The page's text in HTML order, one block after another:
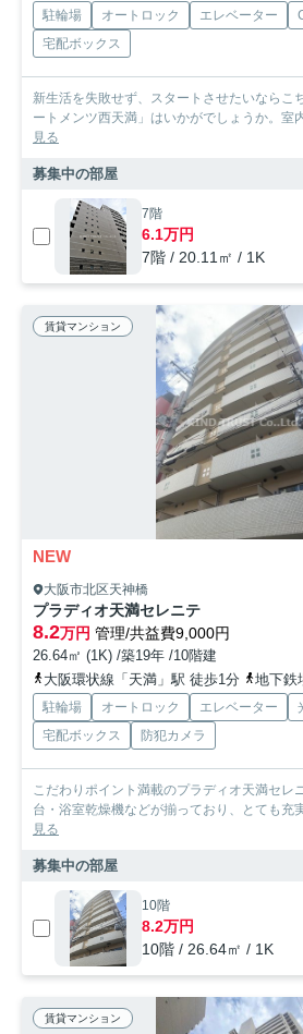
駐輪場 オートロック エレベーター
宅配ボックス
新生活を失敗せず、スタートさせたいならこ
ートメンツ西天満」はいかがでしょうか。室
見る
募集中の部屋
7階
6.1万円
7階 / 20.11㎡ / 1K
賃貸マンション
NEW
大阪市北区天神橋
プラディオ天満セレニテ
8.2万円 管理/共益費9,000円
26.64㎡ (1K) /築19年 /10階建
大阪環状線「天満」駅 徒歩1分
地下鉄
駐輪場 オートロック エレベーター
宅配ボックス
防犯カメラ
こだわりポイント満載のプラディオ天満セレ
台・浴室乾燥機などが揃っており、とても充
見る
募集中の部屋
10階
8.2万円
10階 / 26.64㎡ / 1K
賃貸マンション